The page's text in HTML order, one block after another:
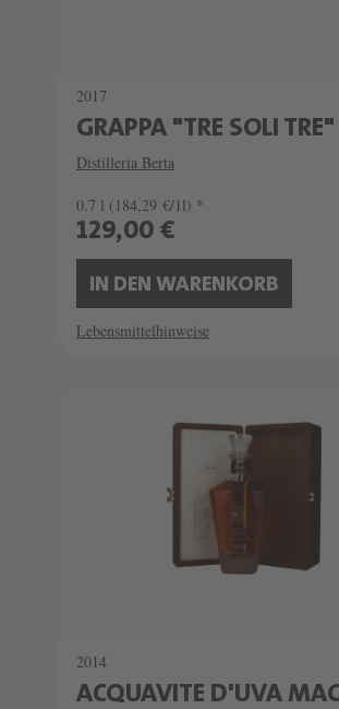
2017
GRAPPA "TRE SOLI TRE"
Distilleria Berta
0.7 l (184,29 €/1l) *
129,00 €
IN DEN WARENKORB
Lebensmittelhinweise
2014
ACQUAVITE